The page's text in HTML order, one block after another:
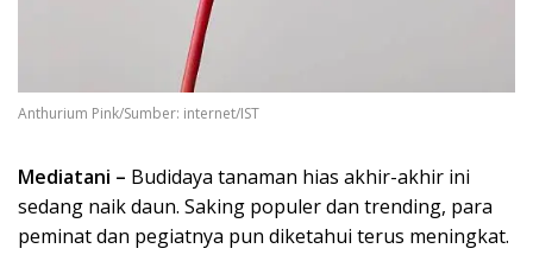
Anthurium Pink/Sumber: internet/IST
Mediatani – Budidaya tanaman hias akhir-akhir ini
sedang naik daun. Saking populer dan trending, para
peminat dan pegiatnya pun diketahui terus meningkat.